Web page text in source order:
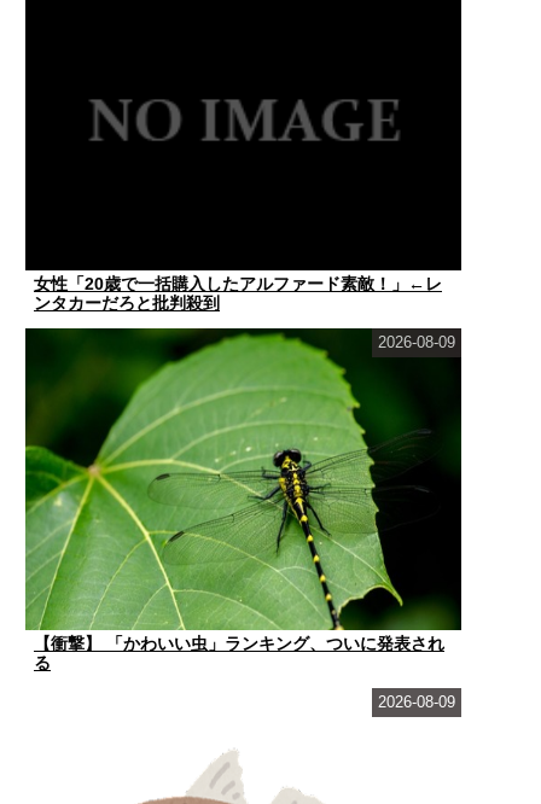
女性「20歳で一括購入したアルファード素敵！」←レ
ンタカーだろと批判殺到
【衝撃】 「かわいい虫」ランキング、ついに発表され
る
2026-08-09
2026-08-09